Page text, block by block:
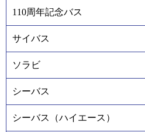
110周年記念バス
サイバス
ソラビ
シーバス
シーバス（ハイエース）